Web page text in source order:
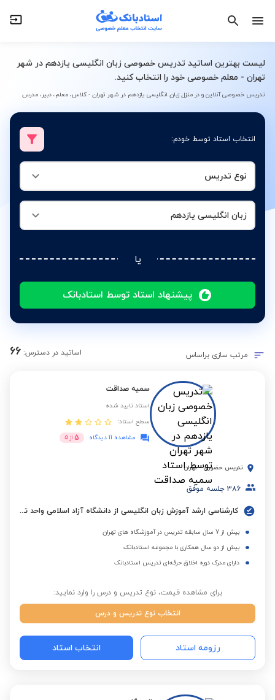
لیست بهترین اساتید تدریس خصوصی زبان انگلیسی یازدهم در شهر
تهران - معلم خصوصی خود را انتخاب کنید.
تدریس خصوصی آنلاین و در منزل زبان انگلیسی یازدهم در شهر تهران - کلاس، معلم، دبیر، مدرس
انتخاب استاد توسط خودم:
نوع تدریس
زبان انگلیسی یازدهم
یا
پیشنهاد استاد توسط استادبانک
زبان انگلیسی یازدهم
مرتب سازی براساس اساتید در دسترس: 66
سمیه صداقت
استاد تایید شده
سطح استاد:
مشاهده 11 دیدگاه
5 از 5
تدریس حضوری - تهران
386 جلسه موفق
کارشناسی ارشد آموزش زبان انگلیسی از دانشگاه آزاد اسلامی واحد تهران جنوب
بیش از 7 سال سابقه تدریس در آموزشگاه های تهران
بیش از دو سال همکاری با مجموعه استادبانک
دارای مدرک دوره اخلاق حرفه‌ای تدریس استادبانک
برای مشاهده قیمت، نوع تدریس و درس را وارد نمایید:
انتخاب نوع تدریس و درس
رزومه استاد انتخاب استاد